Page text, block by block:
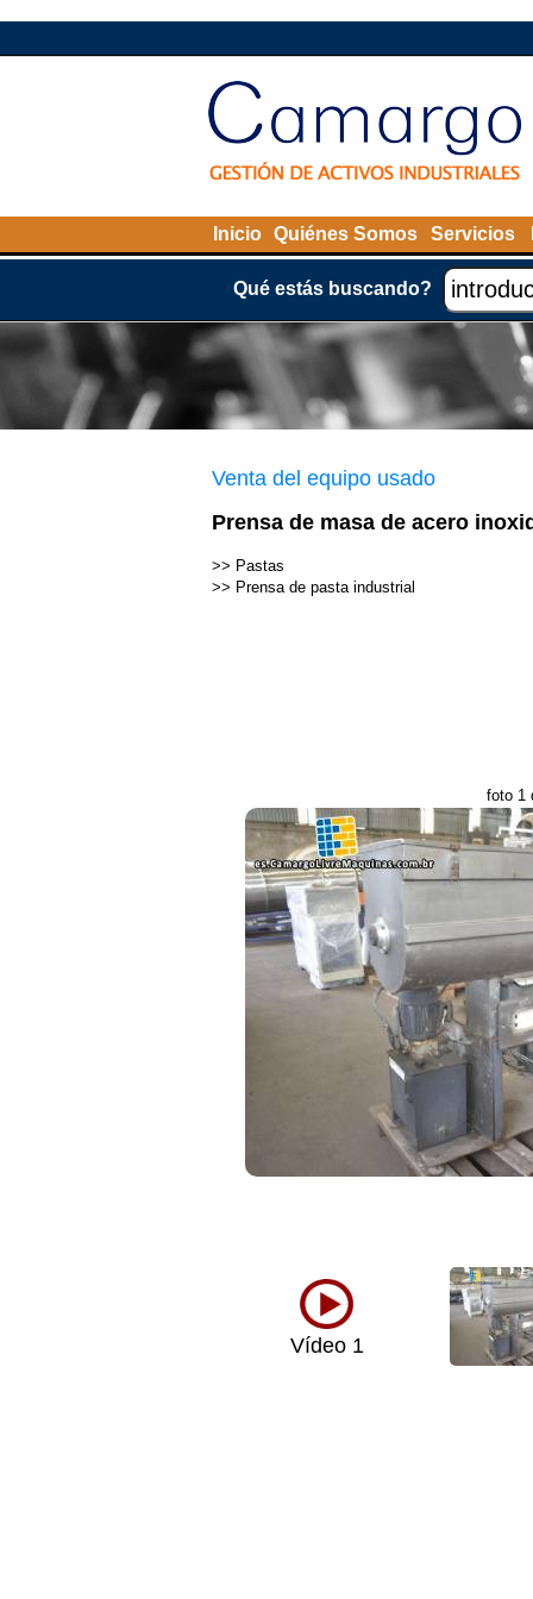
Inicio Quiénes Somos Servicios
Qué estás buscando?
Venta del equipo usado
Prensa de masa de acero
>> Pastas
>> Prensa de pasta industrial
foto 1
Vídeo 1